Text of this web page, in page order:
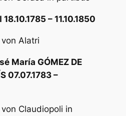
– 11.10.1850
Alatri
María GÓMEZ DE
07.07.1783 –
Claudiopoli in